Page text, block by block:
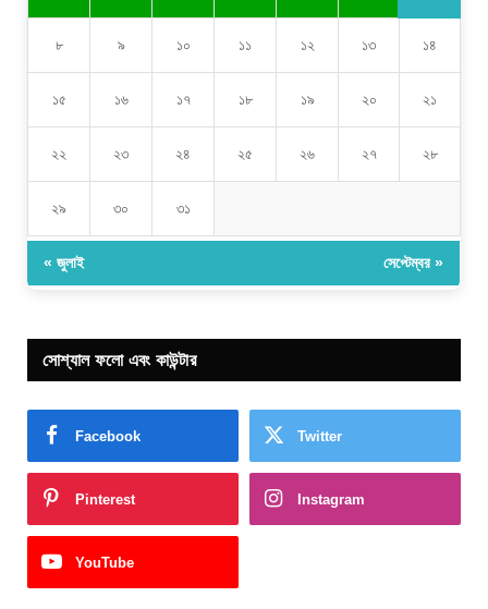
৮ ৯ ১০ ১১ ১২ ১৩ ১৪
১৫ ১৬ ১৭ ১৮ ১৯ ২০ ২১
২২ ২৩ ২৪ ২৫ ২৬ ২৭ ২৮
২৯ ৩০ ৩১
« জুলাই সেপ্টেম্বর »
সোশ্যাল ফলো এবং কাউন্টার
Facebook Twitter
Pinterest Instagram
YouTube